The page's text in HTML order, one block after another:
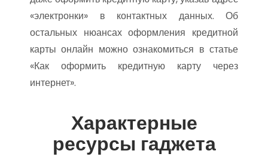
«электронки» в контактных данных. Об
остальных нюансах оформления кредитной
карты онлайн можно ознакомиться в статье
«Как оформить кредитную карту через
интернет».
Характерные
ресурсы гаджета